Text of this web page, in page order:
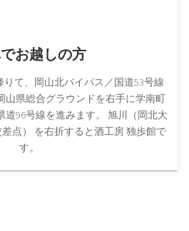
お越しの方
て、岡山北バイパス／国道53号線
山県総合グラウンドを右手に学南町
道96号線を進みます。 旭川（岡北大
点） を右折すると酒工房 独歩館で
す。